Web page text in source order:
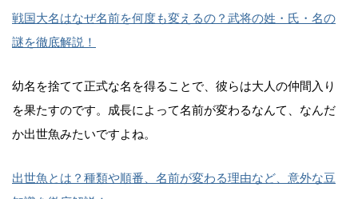
戦国大名はなぜ名前を何度も変えるの？武将の姓・氏・名の
謎を徹底解説！
幼名を捨てて正式な名を得ることで、彼らは大人の仲間入り
を果たすのです。成長によって名前が変わるなんて、なんだ
か出世魚みたいですよね。
出世魚とは？種類や順番、名前が変わる理由など、意外な豆